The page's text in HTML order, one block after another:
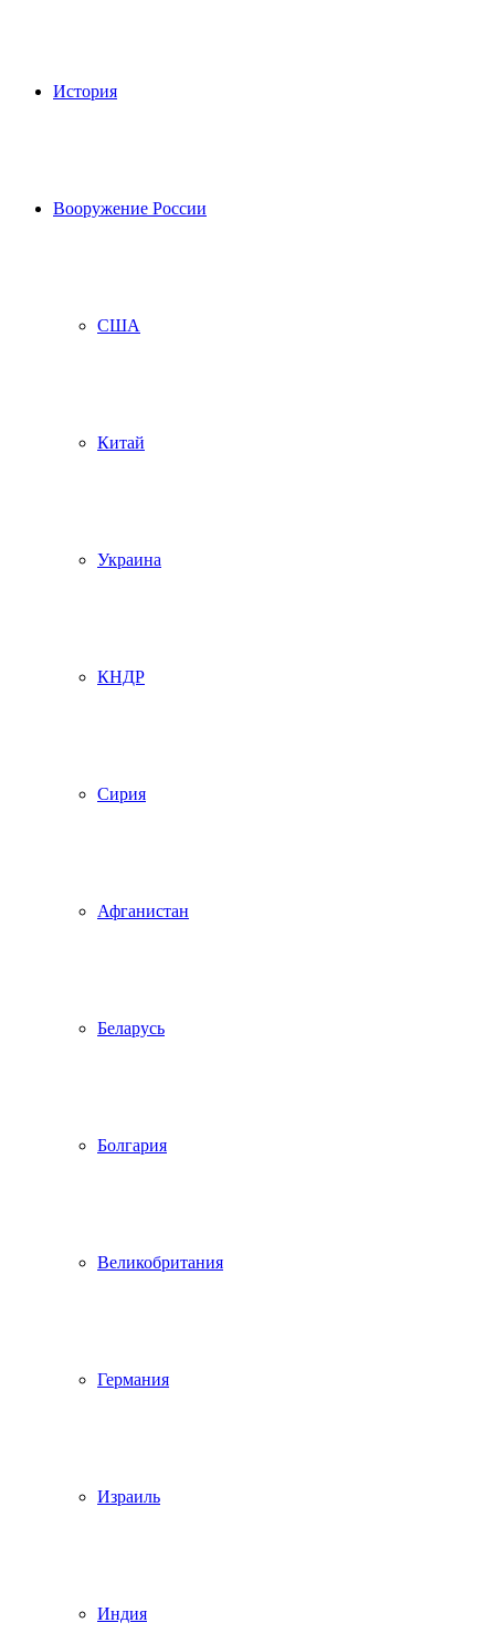
История
Вооружение России
США
Китай
Украина
КНДР
Сирия
Афганистан
Беларусь
Болгария
Великобритания
Германия
Израиль
Индия